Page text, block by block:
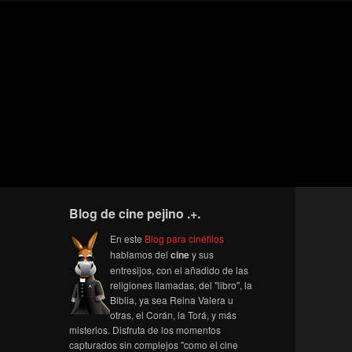
Blog de cine pejino .+.
En este Blog para cinéfilos
hablamos del ciney sus
entresijos, con el añadido de las
religiones llamadas, del "libro", la
Biblia, ya sea Reina Valera u
otras, el Corán, la Torá, y más
misterios. Disfruta de los momentos
capturados sin complejos "como el cine